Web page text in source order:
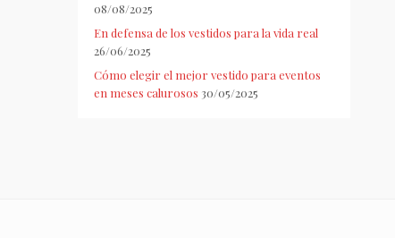
08/08/2025
En defensa de los vestidos para la vida real
26/06/2025
Cómo elegir el mejor vestido para eventos
en meses calurosos 30/05/2025